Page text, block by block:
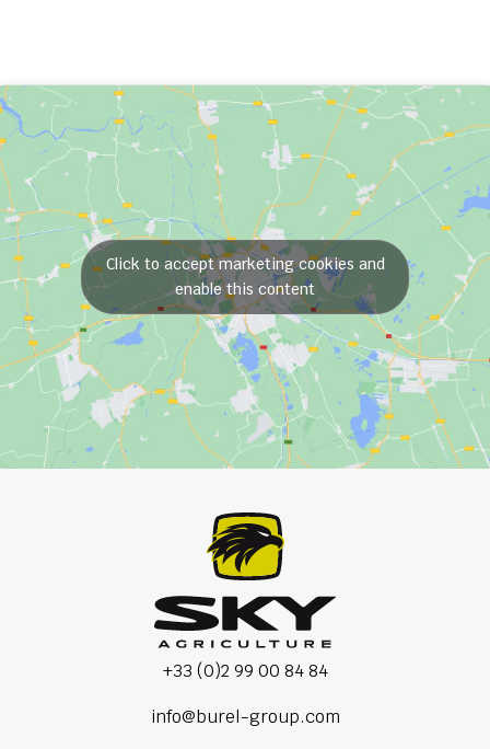
Click to accept marketing cookies and
enable this content
+33 (0)2 99 00 84 84
info@burel-group.com